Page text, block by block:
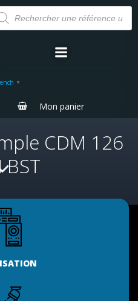
Aller
au
contenu
▼
Mon panier
CDM 126
BST